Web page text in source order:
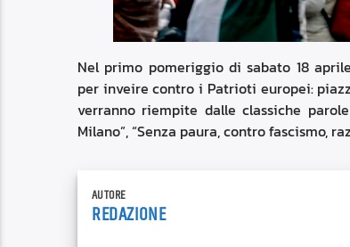
Nel primo pomeriggio di sabato 18
per inveire contro i Patrioti europei:
verranno riempite dalle classiche
Milano”, “Senza paura, contro fascismo,
AUTORE
REDAZIONE